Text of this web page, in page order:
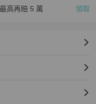
慮全額退款
心購（正品鑑定）與（品
存在重大落差，平台將提
付任何費用。
399元加購安心購（正貨鑑
高再賠 5 萬 領取